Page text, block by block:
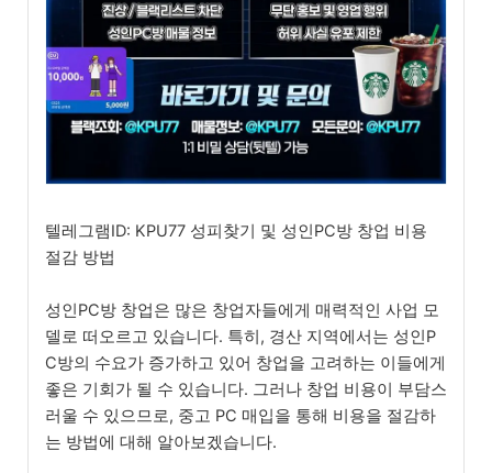
텔레그램ID: KPU77 성피찾기 및 성인PC방 창업 비용
절감 방법
성인PC방 창업은 많은 창업자들에게 매력적인 사업 모
델로 떠오르고 있습니다. 특히, 경산 지역에서는 성인P
C방의 수요가 증가하고 있어 창업을 고려하는 이들에게
좋은 기회가 될 수 있습니다. 그러나 창업 비용이 부담스
러울 수 있으므로, 중고 PC 매입을 통해 비용을 절감하
는 방법에 대해 알아보겠습니다.